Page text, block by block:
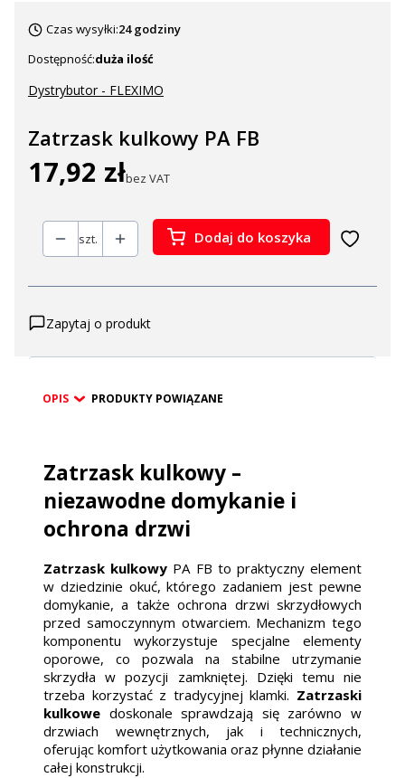
Czas wysyłki:24 godziny
Dostępność:duża ilość
Dystrybutor - FLEXIMO
Zatrzask kulkowy PA FB
Cena
17,92 złbez VAT
szt. Dodaj do koszyka
Zapytaj o produkt
OPIS PRODUKTY POWIĄZANE
Zatrzask kulkowy –
niezawodne domykanie i
ochrona drzwi
Zatrzask kulkowy PA FB to praktyczny element
w dziedzinie okuć, którego zadaniem jest pewne
domykanie, a także ochrona drzwi skrzydłowych
przed samoczynnym otwarciem. Mechanizm tego
komponentu wykorzystuje specjalne elementy
oporowe, co pozwala na stabilne utrzymanie
skrzydła w pozycji zamkniętej. Dzięki temu nie
trzeba korzystać z tradycyjnej klamki. Zatrzaski
kulkowe doskonale sprawdzają się zarówno w
drzwiach wewnętrznych, jak i technicznych,
oferując komfort użytkowania oraz płynne działanie
całej konstrukcji.